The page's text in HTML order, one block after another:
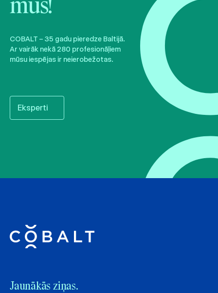
mūs!
COBALT – 35 gadu pieredze Baltijā.
Ar vairāk nekā 280 profesionāļiem
mūsu iespējas ir neierobežotas.
Eksperti
Jaunākās ziņas.